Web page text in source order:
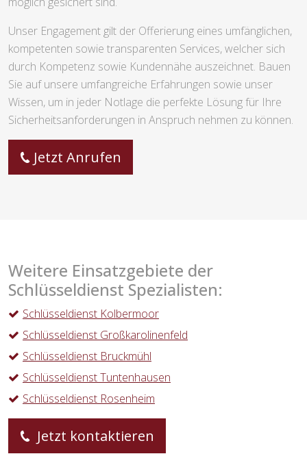
Unser Engagement gilt der Offerierung eines umfänglichen,
kompetenten sowie transparenten Services, welcher sich
durch Kompetenz sowie Kundennähe auszeichnet. Bauen
Sie auf unsere umfangreiche Erfahrungen sowie unser
Wissen, um in jeder Notlage die perfekte Lösung für Ihre
Sicherheitsanforderungen in Anspruch nehmen zu können.
Jetzt Anrufen
Weitere Einsatzgebiete der
Schlüsseldienst Spezialisten:
Schlüsseldienst Kolbermoor
Schlüsseldienst Großkarolinenfeld
Schlüsseldienst Bruckmühl
Schlüsseldienst Tuntenhausen
Schlüsseldienst Rosenheim
Jetzt kontaktieren